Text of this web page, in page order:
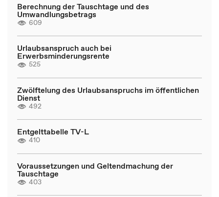
Berechnung der Tauschtage und des
Umwandlungsbetrags
609
Urlaubsanspruch auch bei
Erwerbsminderungsrente
525
Zwölftelung des Urlaubsanspruchs im öffentlichen
Dienst
492
Entgelttabelle TV-L
410
Voraussetzungen und Geltendmachung der
Tauschtage
403